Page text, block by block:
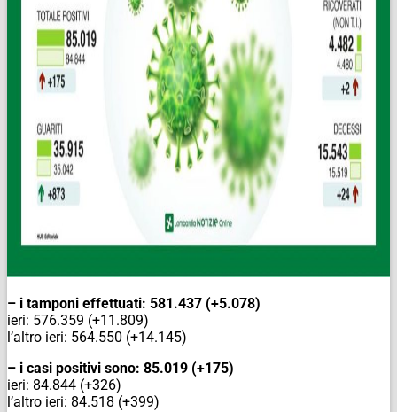
– i tamponi effettuati: 581.437 (+5.078)
ieri: 576.359 (+11.809)
l’altro ieri: 564.550 (+14.145)
– i casi positivi sono: 85.019 (+175)
ieri: 84.844 (+326)
l’altro ieri: 84.518 (+399)